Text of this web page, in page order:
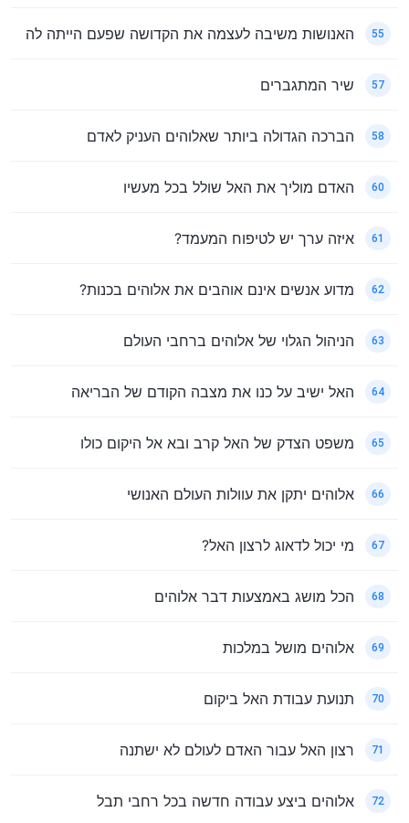
55 האנושות משיבה לעצמה את הקדושה שפעם הייתה לה
57 שיר המתגברים
58 הברכה הגדולה ביותר שאלוהים העניק לאדם
60 האדם מוליך את האל שולל בכל מעשיו
61 איזה ערך יש לטיפוח המעמד?
62 מדוע אנשים אינם אוהבים את אלוהים בכנות?
63 הניהול הגלוי של אלוהים ברחבי העולם
64 האל ישיב על כנו את מצבה הקודם של הבריאה
65 משפט הצדק של האל קרב ובא אל היקום כולו
66 אלוהים יתקן את עוולות העולם האנושי
67 מי יכול לדאוג לרצון האל?
68 הכל מושג באמצעות דבר אלוהים
69 אלוהים מושל במלכות
70 תנועת עבודת האל ביקום
71 רצון האל עבור האדם לעולם לא ישתנה
72 אלוהים ביצע עבודה חדשה בכל רחבי תבל